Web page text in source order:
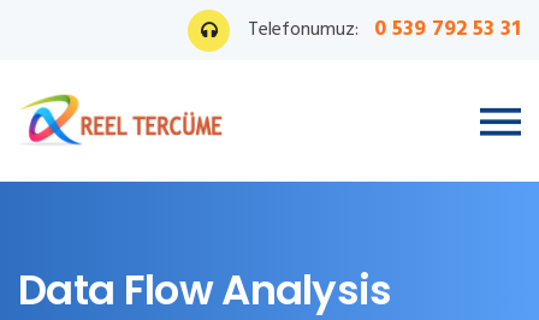
Telefonumuz: 0 539 792 53 31
Data Flow Analysis